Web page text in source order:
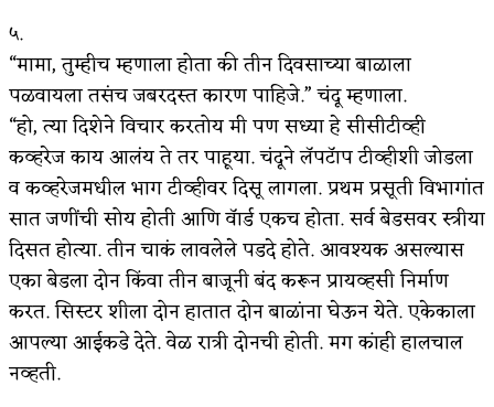
५.
“मामा, तुम्हीच म्हणाला होता की तीन दिवसाच्या बाळाला
पळवायला तसंच जबरदस्त कारण पाहिजे.” चंदू म्हणाला.
“हो, त्या दिशेने विचार करतोय मी पण सध्या हे सीसीटीव्ही
कव्हरेज काय आलंय ते तर पाहूया. चंदूने लॅपटॅाप टीव्हीशी जोडला
व कव्हरेजमधील भाग टीव्हीवर दिसू लागला. प्रथम प्रसूती विभागांत
सात जणींची सोय होती आणि वॅार्ड एकच होता. सर्व बेडसवर स्त्रीया
दिसत होत्या. तीन चाकं लावलेले पडदे होते. आवश्यक असल्यास
एका बेडला दोन किंवा तीन बाजूनी बंद करून प्रायव्हसी निर्माण
करत. सिस्टर शीला दोन हातात दोन बाळांना घेऊन येते. एकेकाला
आपल्या आईकडे देते. वेळ रात्री दोनची होती. मग कांही हालचाल
नव्हती.